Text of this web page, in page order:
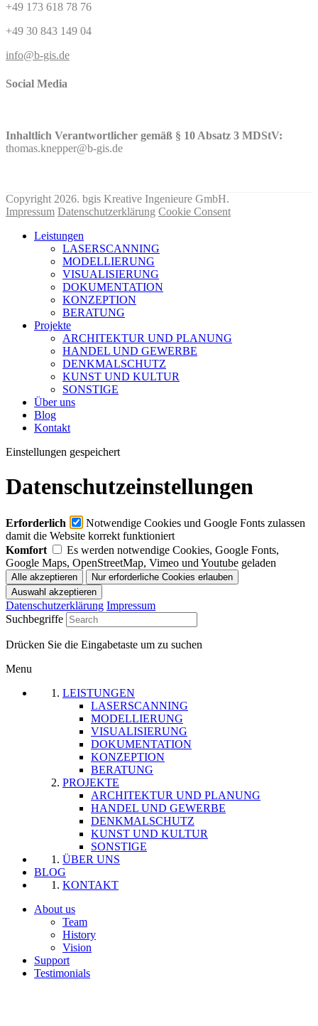
+49 173 618 78 76
+49 30 843 149 04
info@b-gis.de
Social Media
Inhaltlich Verantwortlicher gemäß § 10 Absatz 3 MDStV:
thomas.knepper@b-gis.de
Copyright 2026. bgis Kreative Ingenieure GmbH.
Impressum Datenschutzerklärung Cookie Consent
Leistungen
LASERSCANNING
MODELLIERUNG
VISUALISIERUNG
DOKUMENTATION
KONZEPTION
BERATUNG
Projekte
ARCHITEKTUR UND PLANUNG
HANDEL UND GEWERBE
DENKMALSCHUTZ
KUNST UND KULTUR
SONSTIGE
Über uns
Blog
Kontakt
Einstellungen gespeichert
Datenschutzeinstellungen
Erforderlich
Notwendige Cookies und Google Fonts zulassen
damit die Website korrekt funktioniert
Komfort
Es werden notwendige Cookies, Google Fonts,
Google Maps, OpenStreetMap, Vimeo und Youtube geladen
Datenschutzerklärung Impressum
Suchbegriffe
Drücken Sie die Eingabetaste um zu suchen
Menu
LEISTUNGEN
LASERSCANNING
MODELLIERUNG
VISUALISIERUNG
DOKUMENTATION
KONZEPTION
BERATUNG
PROJEKTE
ARCHITEKTUR UND PLANUNG
HANDEL UND GEWERBE
DENKMALSCHUTZ
KUNST UND KULTUR
SONSTIGE
ÜBER UNS
BLOG
KONTAKT
About us
Team
History
Vision
Support
Testimonials